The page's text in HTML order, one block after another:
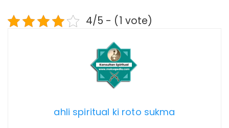
4/5 - (1 vote)
ahli spiritual ki roto sukma